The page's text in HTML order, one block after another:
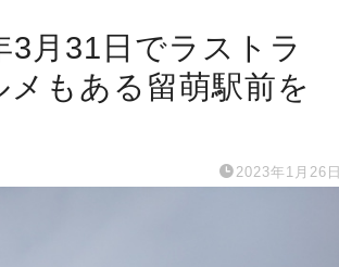
3月31日でラストラ
もある留萌駅前を
2023年1月26日